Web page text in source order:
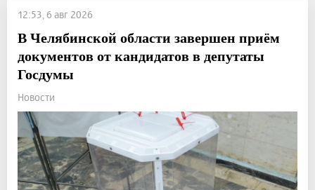
12:53, 6 авг 2026
В Челябинской области завершен приём
документов от кандидатов в депутаты
Госдумы
Новости